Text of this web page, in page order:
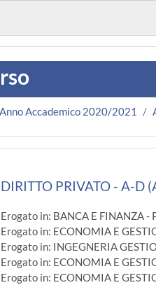
Anno Accademico 2020/2021
DIRITTO PRIVATO - A-D
Erogato in: BANCA E FINANZA -
Erogato in: ECONOMIA E
Erogato in: INGEGNERIA
Erogato in: ECONOMIA E
Erogato in: ECONOMIA E